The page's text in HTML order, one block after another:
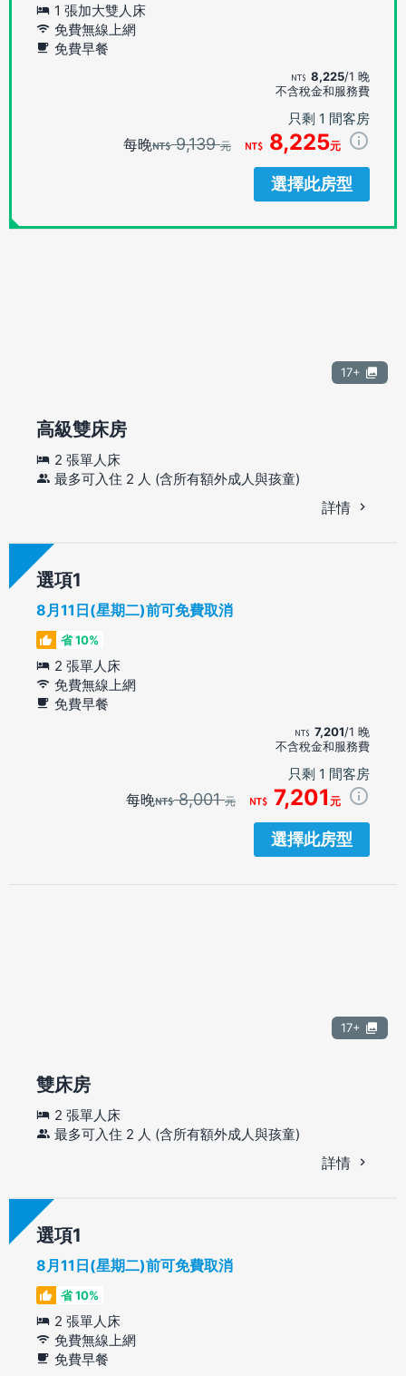
1 張加大雙人床
免費無線上網
免費早餐
8,225/1 晚
不含稅金和服務費
只剩 1 間客房
每晚 9,139元 8,225元
選擇此房型
17+
高級雙床房
2 張單人床
最多可入住 2 人 (含所有額外成人與孩童)
詳情
選項
8月11日(星期二)前可免費取消
省 10%
2 張單人床
免費無線上網
免費早餐
7,201/1 晚
不含稅金和服務費
只剩 1 間客房
每晚 8,001元 7,201 元
選擇此房型
17+
雙床房
2 張單人床
最多可入住 2 人 (含所有額外成人與孩童)
詳情
選項
8月11日(星期二)前可免費取消
省 10%
2 張單人床
免費無線上網
免費早餐